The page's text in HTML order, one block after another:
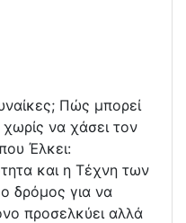
Πώς μπορεί
να χάσει τον
Έλκει:
και η Τέχνη των
δρόμος για να
προσελκύει αλλά